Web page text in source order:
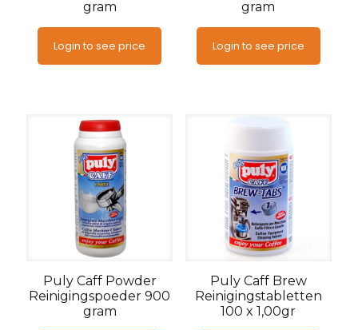
gram
Login to see price
gram
Login to see price
Puly Caff Powder
Reinigingspoeder 900
gram
Puly Caff Brew
Reinigingstabletten
100 x 1,00gr